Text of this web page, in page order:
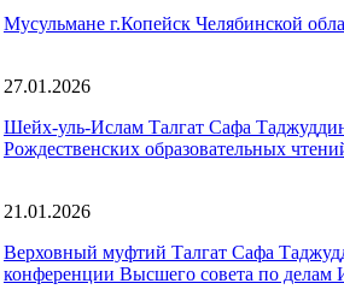
Мусульмане г.Копейск Челябинской
27.01.2026
Шейх-уль-Ислам Талгат Сафа
Рождественских образовательных
21.01.2026
Верховный муфтий Талгат Сафа
конференции Высшего совета по делам